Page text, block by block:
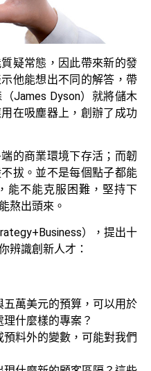
疑常態，因此帶來新的發
他能想出不同的解答，帶
James Dyson）就將儲木
在吸塵器上，創辦了成功
的商業環境下存活；而韌
拔。並不是每個點子都能
能不能克服困難，堅持下
熬出頭來。
），提出十
辨識創新人才：
萬美元的預算，可以用於
什麼樣的專案？
料外的變數，可能對我們